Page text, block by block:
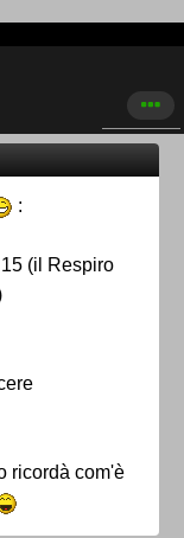
:
(il Respiro
ricordà com'è